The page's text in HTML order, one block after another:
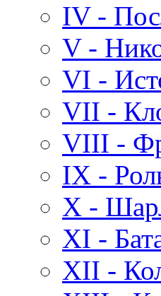
IV -
V -
VI -
VII -
VIII -
IX -
X -
XI -
XII -